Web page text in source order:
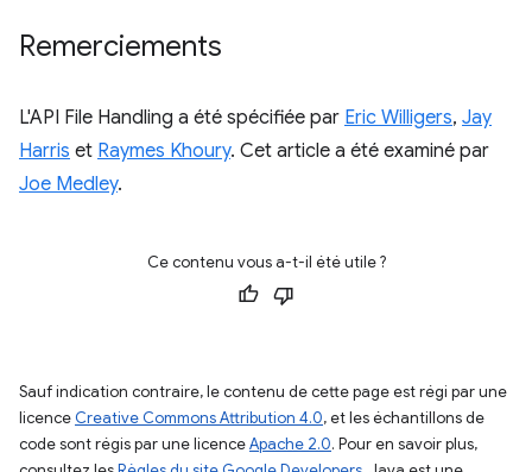
Remerciements
L'API File Handling a été spécifiée par Eric Willigers, Jay
Harris et Raymes Khoury. Cet article a été examiné par
Joe Medley.
Ce contenu vous a-t-il été utile ?
Sauf indication contraire, le contenu de cette page est régi par une
licence Creative Commons Attribution 4.0, et les échantillons de
code sont régis par une licenceApache 2.0. Pour en savoir plus,